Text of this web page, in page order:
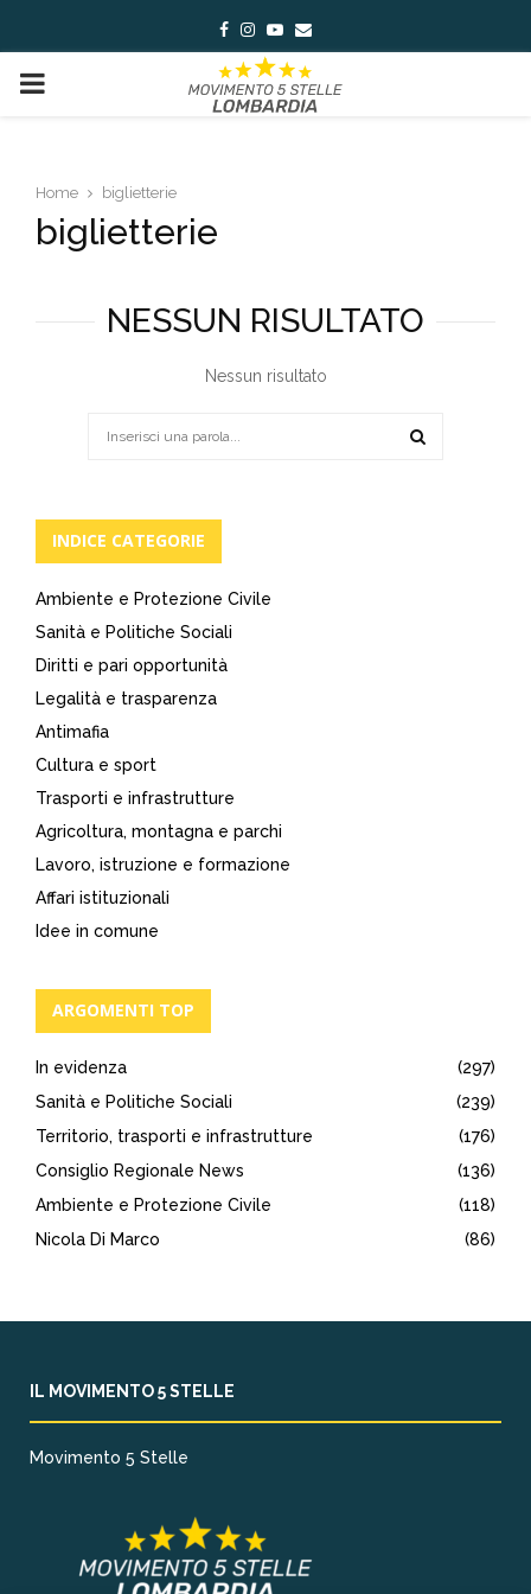
Facebook
Instagram
Youtube
Email
PRIMARY
Home biglietterie
biglietterie
NESSUN RISULTATO
Nessun risultato
INDICE CATEGORIE
Ambiente e Protezione Civile
Sanità e Politiche Sociali
Diritti e pari opportunità
Legalità e trasparenza
Antimafia
Cultura e sport
Trasporti e infrastrutture
Agricoltura, montagna e parchi
Lavoro, istruzione e formazione
Affari istituzionali
Idee in comune
ARGOMENTI TOP
In evidenza
(297)
Sanità e Politiche Sociali
(239)
Territorio, trasporti e infrastrutture
(176)
Consiglio Regionale News
(136)
Ambiente e Protezione Civile
(118)
Nicola Di Marco
(86)
IL MOVIMENTO 5 STELLE
Movimento 5 Stelle